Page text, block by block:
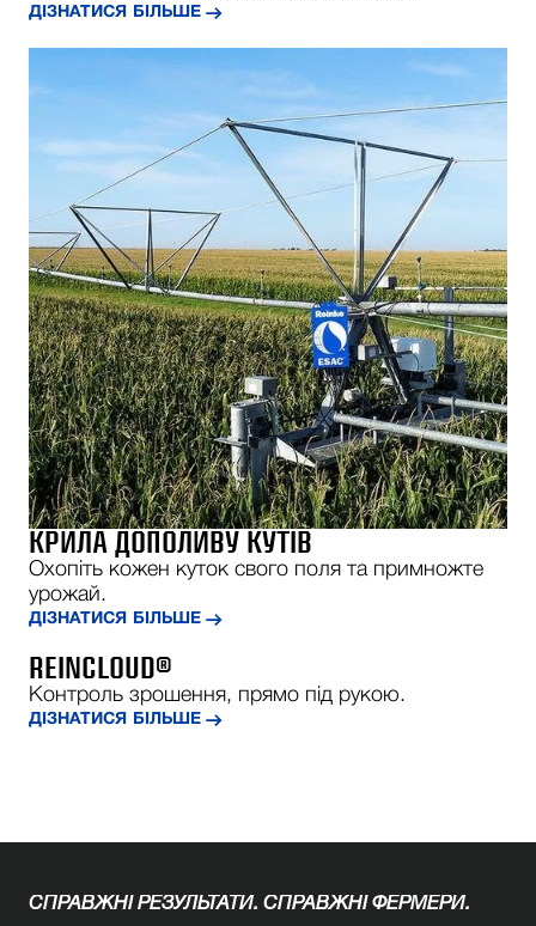
ДІЗНАТИСЯ БІЛЬШЕ
КРИЛА ДОПОЛИВУ КУТІВ
Охопіть кожен куток свого поля та примножте
урожай.
ДІЗНАТИСЯ БІЛЬШЕ
REINCLOUD®
Контроль зрошення, прямо під рукою.
ДІЗНАТИСЯ БІЛЬШЕ
СПРАВЖНІ РЕЗУЛЬТАТИ. СПРАВЖНІ ФЕРМЕРИ.